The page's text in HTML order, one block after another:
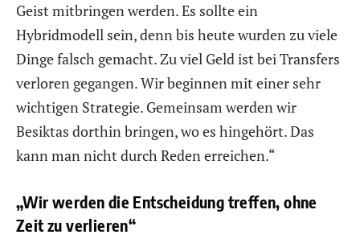
Geist mitbringen werden. Es sollte ein
Hybridmodell sein, denn bis heute wurden zu viele
Dinge falsch gemacht. Zu viel Geld ist bei Transfers
verloren gegangen. Wir beginnen mit einer sehr
wichtigen Strategie. Gemeinsam werden wir
Besiktas dorthin bringen, wo es hingehört. Das
kann man nicht durch Reden erreichen.“
„Wir werden die Entscheidung treffen, ohne
Zeit zu verlieren“